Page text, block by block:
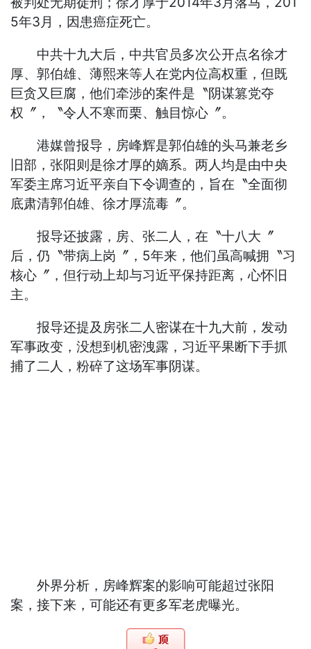
5年3月，因患癌症死亡。
中共十九大后，中共官员多次公开点名徐才
厚、郭伯雄、薄熙来等人在党内位高权重，但既
巨贪又巨腐，他们牵涉的案件是〝阴谋篡党夺
权〞，〝令人不寒而栗、触目惊心〞。
港媒曾报导，房峰辉是郭伯雄的头马兼老乡
旧部，张阳则是徐才厚的嫡系。两人均是由中央
军委主席习近平亲自下令调查的，旨在〝全面彻
底肃清郭伯雄、徐才厚流毒〞。
报导还披露，房、张二人，在〝十八大〞
后，仍〝带病上岗〞，5年来，他们虽高喊拥〝习
核心〞，但行动上却与习近平保持距离，心怀旧
主。
报导还提及房张二人密谋在十九大前，发动
军事政变，没想到机密洩露，习近平果断下手抓
捕了二人，粉碎了这场军事阴谋。
外界分析，房峰辉案的影响可能超过张阳
案，接下来，可能还有更多军老虎曝光。